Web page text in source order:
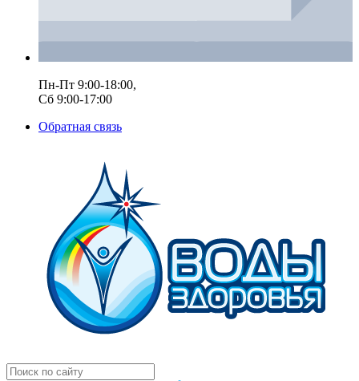
Пн-Пт 9:00-18:00,
Сб 9:00-17:00
Обратная связь